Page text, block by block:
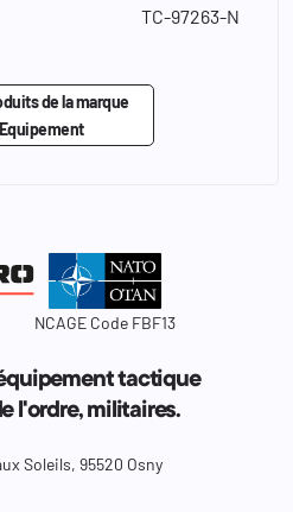
TC-97263-N
de la marque
NCAGE Code FBF13
tactique
l'ordre, militaires.
Soleils, 95520 Osny